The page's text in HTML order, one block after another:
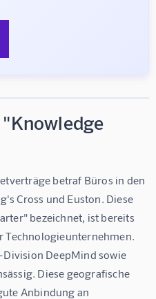
betraf Büros in den
Cross und Euston. Diese
bezeichnet, ist bereits
DeepMind sowie
Diese geografische
Anbindung an